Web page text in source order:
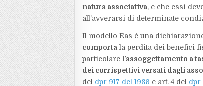
natura associativa, e che essi
all’avverarsi di determinate
Il modello Eas è una
comporta la perdita dei benefici
particolarel’assoggettamento a
dei corrispettivi versati dagli
del dpr 917 del 1986 e art. 4 del dpr